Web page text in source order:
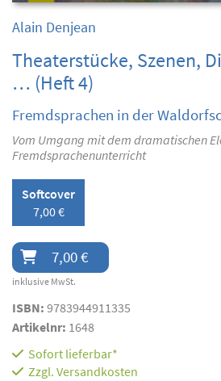
Alain Denjean
Theaterstücke, Szenen,
… (Heft 4)
Fremdsprachen in der
Vom Umgang mit dem dramatischen
Fremdsprachenunterricht
Softcover
7,00 €
7,00 €
inklusive MwSt.
ISBN: 9783944911335
Artikelnr: 1648
Sofort lieferbar*
Zzgl. Versandkosten